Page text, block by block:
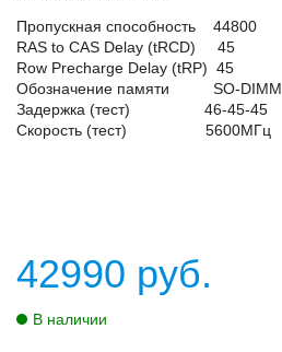
Пропускная способность 44800
RAS to CAS Delay (tRCD) 45
Row Precharge Delay (tRP) 45
Обозначение памяти SO-DIMM
Задержка (тест) 46-45-45
Скорость (тест) 5600МГц
42990 руб.
В наличии